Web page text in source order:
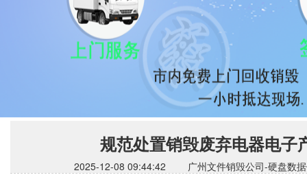
规范处置销毁废弃电器电子
2025-12-08 09:44:42 广州文件销毁公司-硬盘数